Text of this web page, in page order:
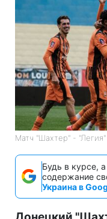
Матч "Шахтер" -
Будь в курсе,
содержание
Украина в